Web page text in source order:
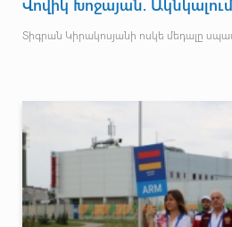
Վովիկ Խոջայան.
Տիգրան Կիրակոսյանի ոսկե մեդալը